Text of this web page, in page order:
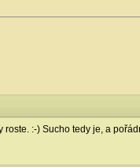
:-) Sucho tedy je, a